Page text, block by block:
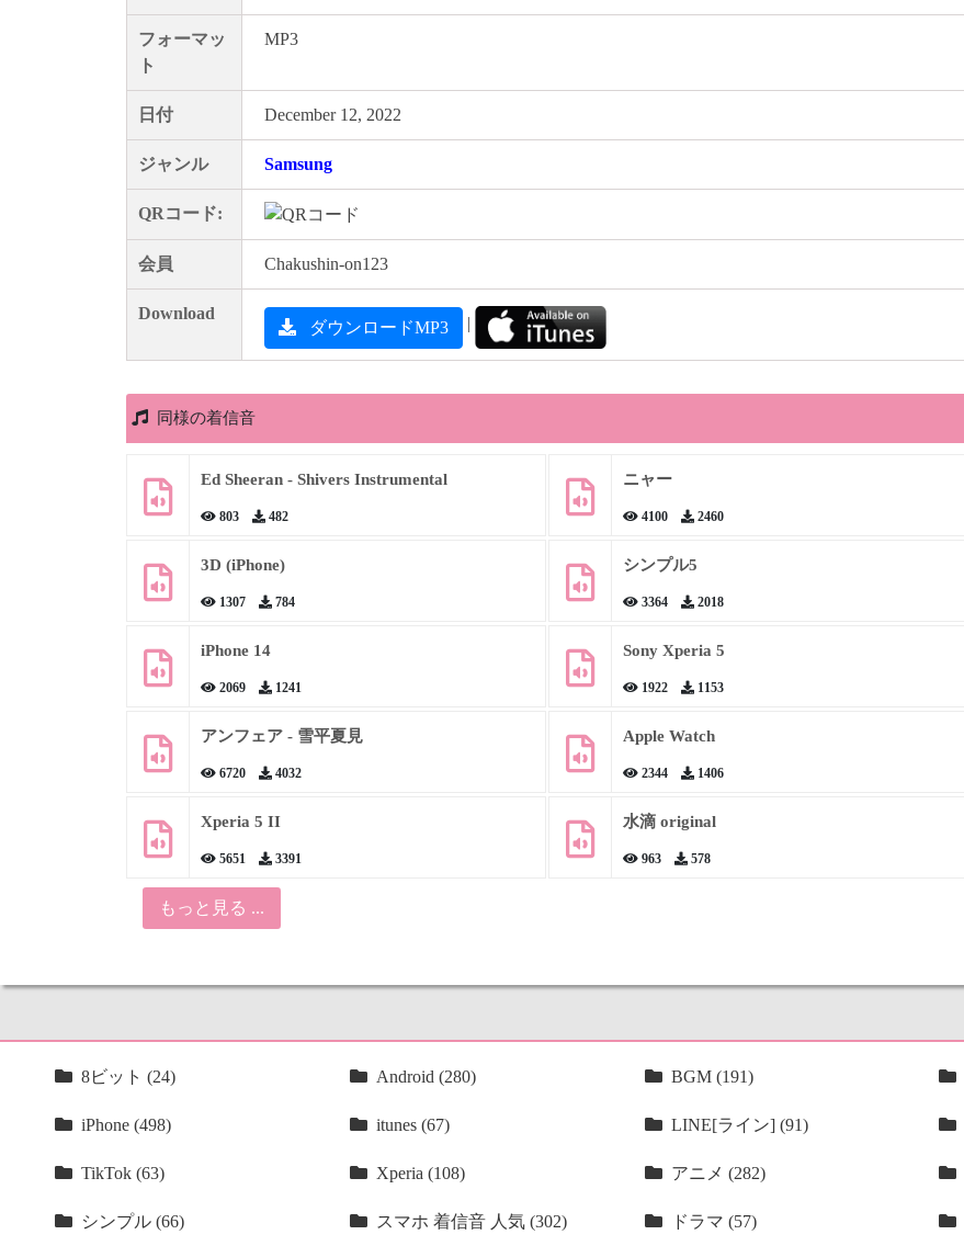
フォーマッ
ト
MP3
日付 December 12, 2022
ジャンル Samsung
QRコード:
会員 Chakushin-on123
Download
ダウンロードMP3 |
同様の着信音
Ed Sheeran - Shivers Instrumental
803 482
ニャー
4100 2460
3D (iPhone)
1307 784
シンプル5
3364 2018
iPhone 14
2069 1241
Sony Xperia 5
1922 1153
アンフェア - 雪平夏見
6720 4032
Apple Watch
2344 1406
Xperia 5 II
5651 3391
水滴 original
963 578
もっと見る ...
8ビット (24) Android (280) BGM (191)
iPhone (498) itunes (67) LINE[ライン] (91)
TikTok (63) Xperia (108) アニメ (282)
シンプル (66) スマホ 着信音 人気 (302) ドラマ (57)